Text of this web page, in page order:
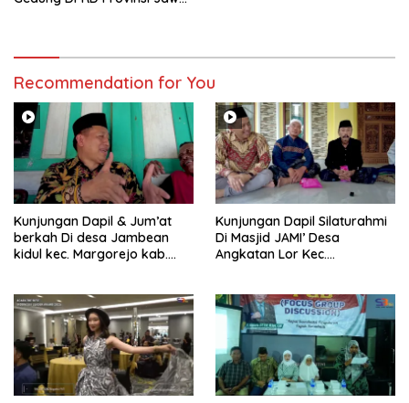
Recommendation for You
Kunjungan Dapil & Jum’at
berkah Di desa Jambean
kidul kec. Margorejo kab.
Kunjungan Dapil Silaturahmi
Di Masjid JAMI’ Desa
Angkatan Lor Kec.